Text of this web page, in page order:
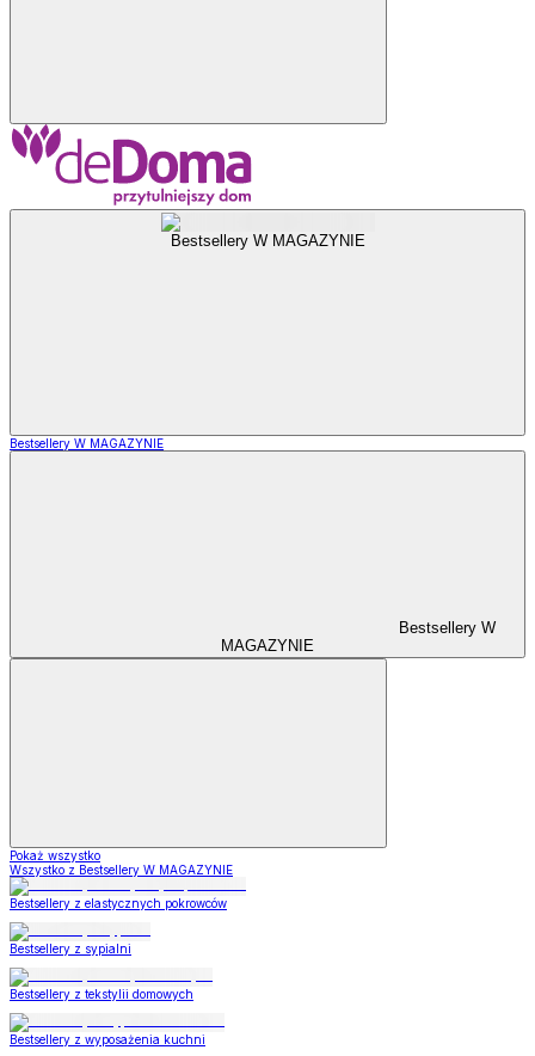
Bestsellery W MAGAZYNIE
Bestsellery W MAGAZYNIE
Bestsellery W
MAGAZYNIE
Pokaż wszystko
Wszystko z Bestsellery W MAGAZYNIE
Bestsellery z elastycznych pokrowców
Bestsellery z sypialni
Bestsellery z tekstylii domowych
Bestsellery z wyposażenia kuchni